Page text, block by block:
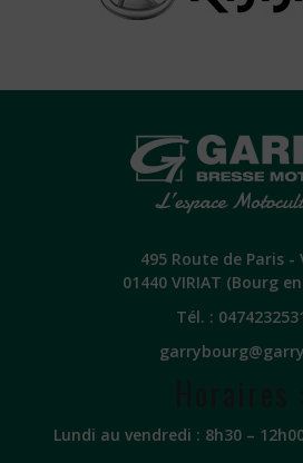
495 Route de Paris -
01440 VIRIAT (Bourg
Tél. :
Lundi au vendredi : 8h30 –